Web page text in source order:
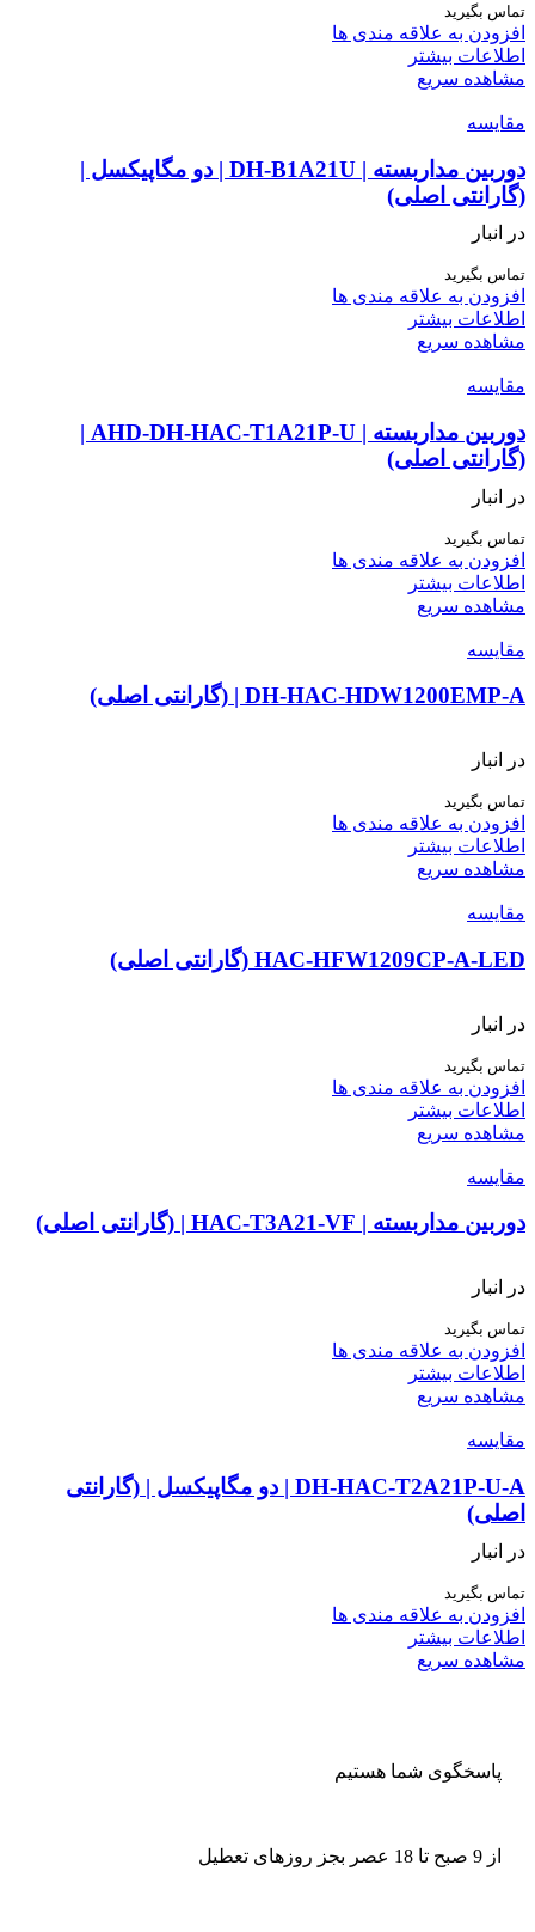
تماس بگیرید
افزودن به علاقه مندی ها
اطلاعات بیشتر
مشاهده سریع
مقایسه
دوربین مداربسته | DH-B1A21U | دو مگاپیکسل |
(گارانتی اصلی)
در انبار
تماس بگیرید
افزودن به علاقه مندی ها
اطلاعات بیشتر
مشاهده سریع
مقایسه
دوربین مداربسته | AHD-DH-HAC-T1A21P-U |
(گارانتی اصلی)
در انبار
تماس بگیرید
افزودن به علاقه مندی ها
اطلاعات بیشتر
مشاهده سریع
مقایسه
DH-HAC-HDW1200EMP-A | (گارانتی اصلی)
در انبار
تماس بگیرید
افزودن به علاقه مندی ها
اطلاعات بیشتر
مشاهده سریع
مقایسه
HAC-HFW1209CP-A-LED (گارانتی اصلی)
در انبار
تماس بگیرید
افزودن به علاقه مندی ها
اطلاعات بیشتر
مشاهده سریع
مقایسه
دوربین مداربسته | HAC-T3A21-VF | (گارانتی اصلی)
در انبار
تماس بگیرید
افزودن به علاقه مندی ها
اطلاعات بیشتر
مشاهده سریع
مقایسه
DH-HAC-T2A21P-U-A | دو مگاپیکسل | (گارانتی
اصلی)
در انبار
تماس بگیرید
افزودن به علاقه مندی ها
اطلاعات بیشتر
مشاهده سریع
پاسخگوی شما هستیم
از 9 صبح تا 18 عصر بجز روزهای تعطیل